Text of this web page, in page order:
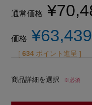
通常価格 ¥
価格 ¥63,439
[ 634 ポイント進呈 ]
商品詳細を選択 ※必須